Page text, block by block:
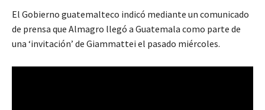
El Gobierno guatemalteco indicó mediante un comunicado
de prensa que Almagro llegó a Guatemala como parte de
una ‘invitación’ de Giammattei el pasado miércoles.